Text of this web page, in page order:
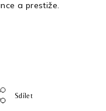
a prestiže.
Sdílet